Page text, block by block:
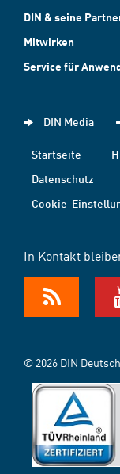
DIN & seine
Mitwirken
Service für
DIN Media
Startseite
Datenschutz
Cookie-
In Kontakt
© 2026 DIN